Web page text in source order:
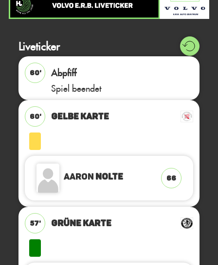
Liveticker
60'
Abpfiff
Spiel beendet
60' GELBE KARTE
Aaron Nolte 66
57' GRÜNE KARTE